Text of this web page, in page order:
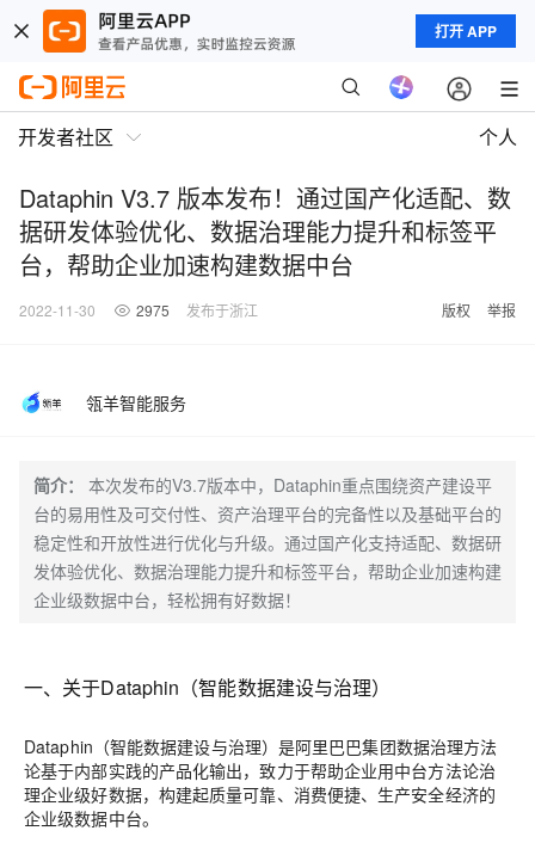
打开 APP
开发者社区 个人
Dataphin V3.7 版本发布！通过国产化适配、数
据研发体验优化、数据治理能力提升和标签平
台，帮助企业加速构建数据中台
2022-11-30 2975 发布于浙江 版权 举报
瓴羊智能服务
简介：
本次发布的V3.7版本中，Dataphin重点围绕资产建设平
台的易用性及可交付性、资产治理平台的完备性以及基础平台的
稳定性和开放性进行优化与升级。通过国产化支持适配、数据研
发体验优化、数据治理能力提升和标签平台，帮助企业加速构建
企业级数据中台，轻松拥有好数据！
一、关于Dataphin（智能数据建设与治理）
Dataphin（智能数据建设与治理）是阿里巴巴集团数据治理方法
论基于内部实践的产品化输出，致力于帮助企业用中台方法论治
理企业级好数据，构建起质量可靠、消费便捷、生产安全经济的
企业级数据中台。